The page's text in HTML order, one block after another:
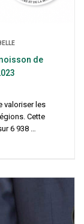
de
valo­ri­ser les
Cette
6 938 …